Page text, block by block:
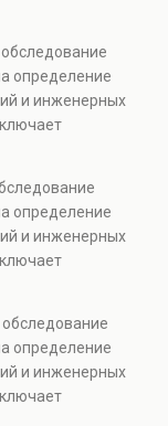
безопасности.
объектов, а
и технических
определение
и инженерных
безопасности.
объектов, а
и технических
определение
и инженерных
безопасности.
объектов, а
и технических
определение
и инженерных